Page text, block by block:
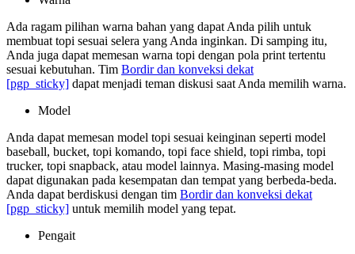
Ada ragam pilihan warna bahan yang dapat Anda pilih untuk
membuat topi sesuai selera yang Anda inginkan. Di samping itu,
Anda juga dapat memesan warna topi dengan pola print tertentu
sesuai kebutuhan. Tim Bordir dan konveksi dekat
[pgp_sticky] dapat menjadi teman diskusi saat Anda memilih warna.
Model
Anda dapat memesan model topi sesuai keinginan seperti model
baseball, bucket, topi komando, topi face shield, topi rimba, topi
trucker, topi snapback, atau model lainnya. Masing-masing model
dapat digunakan pada kesempatan dan tempat yang berbeda-beda.
Anda dapat berdiskusi dengan tim Bordir dan konveksi dekat
[pgp_sticky] untuk memilih model yang tepat.
Pengait